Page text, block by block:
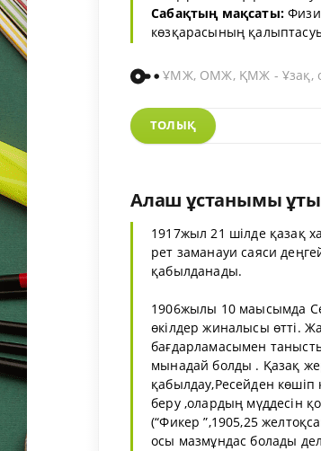
Сабақтың мақсаты:
көзқарасының
ҰМЖ, ОМЖ, ҚМЖ - Ұзақ,
ТОЛЫҚ
Алаш ұстанымы
1917жыл 21 шілде қазақ
рет заманауи саяси
қабылданады.
1906жылы 10 маысымда
өкілдер жиналысы өтті.
бағдарламасымен
мынадай болды . Қазақ
қабылдау,Ресейден көшіп
беру ,олардың мүддесін
(“Фикер ”,1905,25
осы мазмұндас болады